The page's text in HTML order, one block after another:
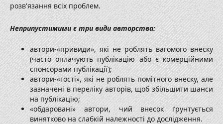
розв'язання всіх проблем.
Неприпустимими є три види авторства:
автори-«привиди», які не роблять вагомого внеску
(часто оплачують публікацію або є комерційними
спонсорами публікації);
автори-«гості», які не роблять помітного внеску, але
зазначені в переліку авторів, щоб збільшити шанси
на публікацію;
«обдаровані» автори, чий внесок ґрунтується
винятково на слабкій належності до дослідження.